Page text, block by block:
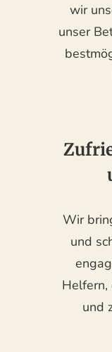
wir
unser
Wir
und
und